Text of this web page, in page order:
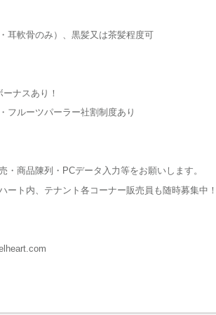
耳軟骨のみ）、黒髪又は茶髪程度可
ナスあり！
フルーツパーラー社割制度あり
・商品陳列・PCデータ入力等をお願いします。
ート内、テナント各コーナー販売員も随時募集中！